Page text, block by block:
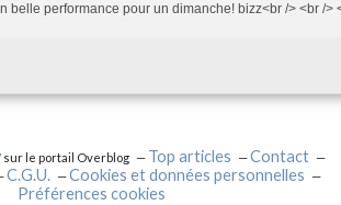
belle performance pour un dimanche! bizz<br /> <br />
sur le portail Overblog Top articles
Contact
C.G.U.
Cookies et données personnelles
Préférences cookies